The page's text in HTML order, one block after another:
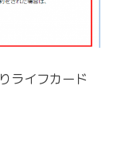
ライフカード